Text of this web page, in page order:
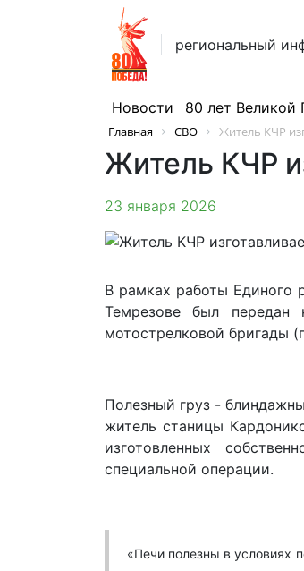
региональный
Новости 80 лет Великой
Главная СВО Житель КЧР
Житель КЧР
23 января 2026
В рамках работы Единого
Темрезове был передан
мотострелковой бригады
Полезный груз -
житель станицы
изготовленных
специальной операции.
«Печи полезны в условиях